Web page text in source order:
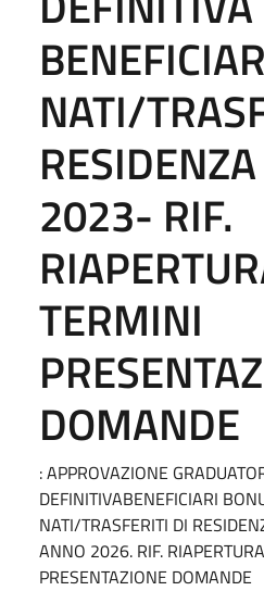
NATI/
2023- RIF.
TERMINI
DOMANDE
: APPROVAZIONE
DEFINITIVABENEFICIARI
NATI/TRASFERITI DI
ANNO 2026. RIF.
PRESENTAZIONE DOMANDE